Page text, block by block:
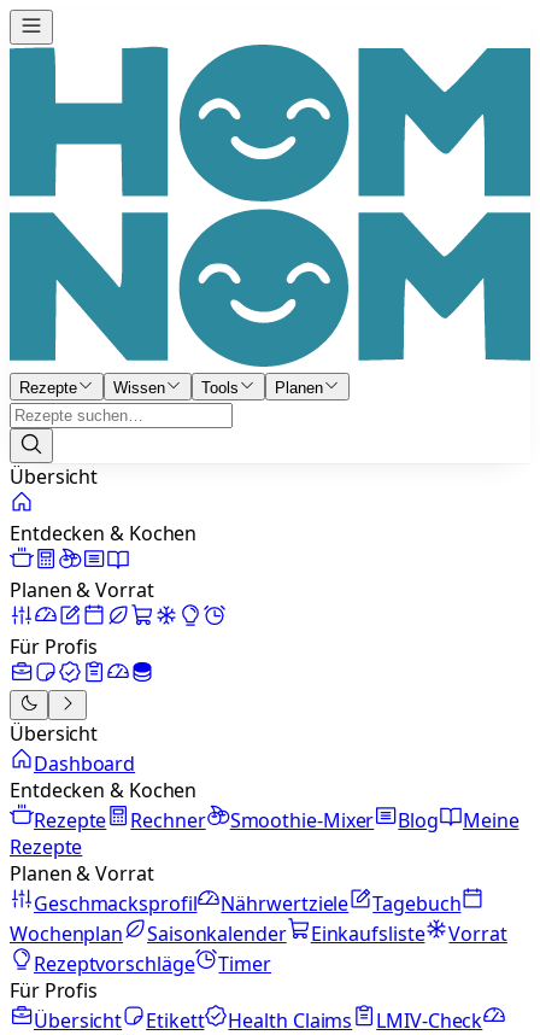
Rezepte Wissen Tools Planen
Übersicht
Entdecken & Kochen
Planen & Vorrat
Für Profis
Übersicht
Dashboard
Entdecken & Kochen
Rezepte
Rechner Smoothie-Mixer Blog
Meine
Rezepte
Planen & Vorrat
Geschmacksprofil
Nährwertziele
Tagebuch
Wochenplan
Saisonkalender Einkaufsliste
Vorrat
Rezeptvorschläge
Timer
Für Profis
Übersicht
Etikett Health Claims
LMIV-Check